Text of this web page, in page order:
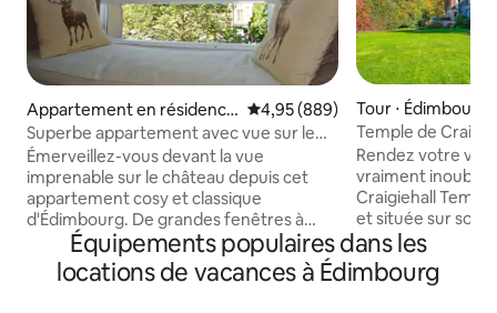
Appartement en résidence
⋅ Édimbourg
Évaluation moyenne sur la
4,95 (889)
Superbe appartement avec vue sur le
château dans la vieille ville
Émerveillez-vous devant la vue
imprenable sur le château depuis cet
appartement cosy et classique
d'Édimbourg. De grandes fenêtres à
guillotine, une décoration sur le thème
de l'Écosse et un mélange de meubles
vintage garantissent à tous ceux qui
Tour ⋅ Édimbourg
Temple de
historique
Rendez votre
vraiment
Craigiehall
et située sur son
ancienne partie
Craigiehall, elle
son superbe
Équipements populaires dans les
locations de vacances à Édimbourg